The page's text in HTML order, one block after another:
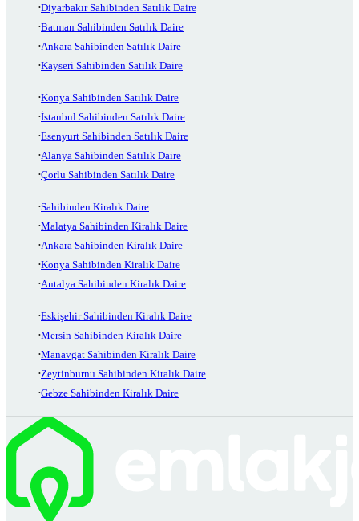
Diyarbakır Sahibinden Satılık Daire
Batman Sahibinden Satılık Daire
Ankara Sahibinden Satılık Daire
Kayseri Sahibinden Satılık Daire
Konya Sahibinden Satılık Daire
İstanbul Sahibinden Satılık Daire
Esenyurt Sahibinden Satılık Daire
Alanya Sahibinden Satılık Daire
Çorlu Sahibinden Satılık Daire
Sahibinden Kiralık Daire
Malatya Sahibinden Kiralık Daire
Ankara Sahibinden Kiralık Daire
Konya Sahibinden Kiralık Daire
Antalya Sahibinden Kiralık Daire
Eskişehir Sahibinden Kiralık Daire
Mersin Sahibinden Kiralık Daire
Manavgat Sahibinden Kiralık Daire
Zeytinburnu Sahibinden Kiralık Daire
Gebze Sahibinden Kiralık Daire